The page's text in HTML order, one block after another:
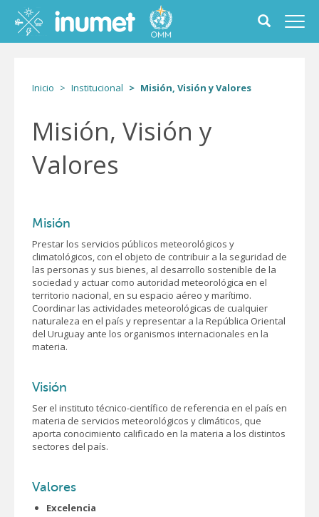
contenido
principal
Toggle
search
form
Inicio Institucional Misión, Visión y Valores
Misión, Visión y
Valores
Misión
Prestar los servicios públicos meteorológicos y
climatológicos, con el objeto de contribuir a la seguridad de
las personas y sus bienes, al desarrollo sostenible de la
sociedad y actuar como autoridad meteorológica en el
territorio nacional, en su espacio aéreo y marítimo.
Coordinar las actividades meteorológicas de cualquier
naturaleza en el país y representar a la República Oriental
del Uruguay ante los organismos internacionales en la
materia.
Visión
Ser el instituto técnico-científico de referencia en el país en
materia de servicios meteorológicos y climáticos, que
aporta conocimiento calificado en la materia a los distintos
sectores del país.
Valores
Excelencia